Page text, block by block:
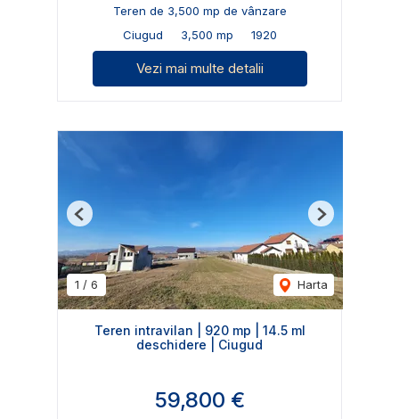
Teren de 3,500 mp de vânzare
Ciugud
3,500 mp 1920
Vezi mai multe detalii
1 / 6 Harta
Previous Next
Teren intravilan | 920 mp | 14.5 ml
deschidere | Ciugud
59,800 €